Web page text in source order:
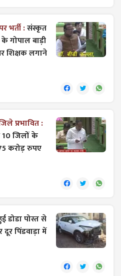
भर्ती :संस्कृत
के गोपाल बाड़ी
शिक्षक लगाने
प्रभावित :
10 जिलों के
करोड़ रुपए
डोडा पोस्त से
पिंडवाड़ा में